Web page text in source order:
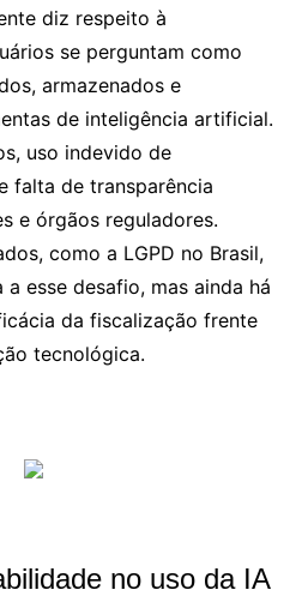
diz respeito à
se perguntam como
armazenados e
de inteligência artificial.
uso indevido de
falta de transparência
e órgãos reguladores.
como a LGPD no Brasil,
esse desafio, mas ainda há
da fiscalização frente
tecnológica.
no uso da IA